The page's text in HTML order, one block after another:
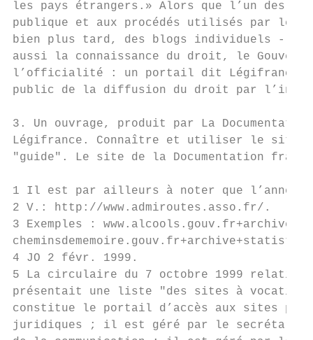
les pays étrangers.» Alors que l’un des
publique et aux procédés utilisés par
bien plus tard, des blogs individuels -,
aussi la connaissance du droit, le
l’officialité : un portail dit Légifrance,
public de la diffusion du droit par
3. Un ouvrage, produit par La
Légifrance. Connaître et utiliser le site
"guide". Le site de la Documentation
1 Il est par ailleurs à noter que l’année
2 V.: http://www.admiroutes.asso.fr/.
3 Exemples :
4 JO 2 févr. 1999.
5 La circulaire du 7 octobre 1999 relative
présentait une liste "des sites à
constitue le portail d’accès aux sites
juridiques ; il est géré par le secrétariat